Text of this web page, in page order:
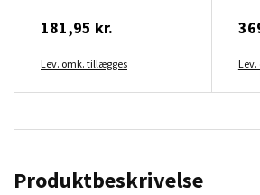
181,95 kr.
Lev. omk. tillægges
Produktbeskrivelse